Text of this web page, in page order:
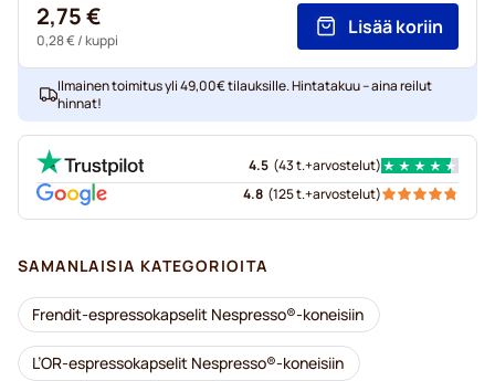
2,75 €
0,28 €/ kuppi
Lisää koriin
Ilmainen toimitus yli 49,00€ tilauksille. Hintatakuu – aina reilut
hinnat!
4.5 (43 t.+arvostelut)
4.8 (125 t.+arvostelut)
SAMANLAISIA KATEGORIOITA
Frendit-espressokapselit Nespresso®-koneisiin
L’OR-espressokapselit Nespresso®-koneisiin